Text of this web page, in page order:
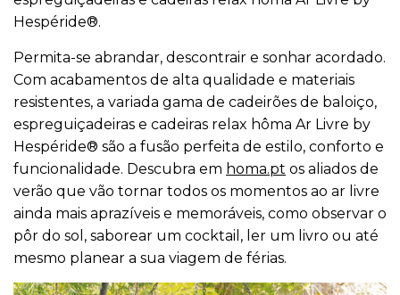
Hespéride®.
Permita-se abrandar, descontrair e sonhar acordado.
Com acabamentos de alta qualidade e materiais
resistentes, a variada gama de cadeirões de baloiço,
espreguiçadeiras e cadeiras relax hôma Ar Livre by
Hespéride® são a fusão perfeita de estilo, conforto e
funcionalidade. Descubra em homa.pt os aliados de
verão que vão tornar todos os momentos ao ar livre
ainda mais aprazíveis e memoráveis, como observar o
pôr do sol, saborear um cocktail, ler um livro ou até
mesmo planear a sua viagem de férias.